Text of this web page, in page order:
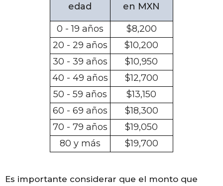
edad
en MXN
0 - 19 años
$8,200
20 - 29 años
$10,200
30 - 39 años
$10,950
40 - 49 años
$12,700
50 - 59 años
$13,150
60 - 69 años
$18,300
70 - 79 años
$19,050
80 y más
$19,700
Es importante considerar que el monto que